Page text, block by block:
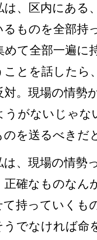
、区内にある
るものを全部持
めて全部一遍に
とを話したら
対。現場の情勢
うがないじゃな
のを送るべき
、現場の情勢
確なものなん
て持っていくも
うでなければ命